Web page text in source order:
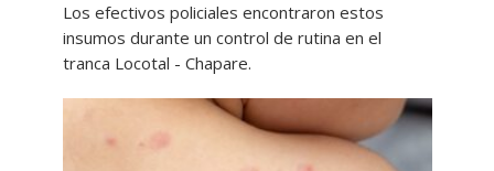
Los efectivos policiales encontraron estos
insumos durante un control de rutina en el
tranca Locotal - Chapare.